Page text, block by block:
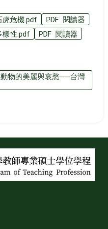
虎危機.pdf
PDF 閱讀器
樣性.pdf
PDF 閱讀器
物的美麗與哀愁──台灣